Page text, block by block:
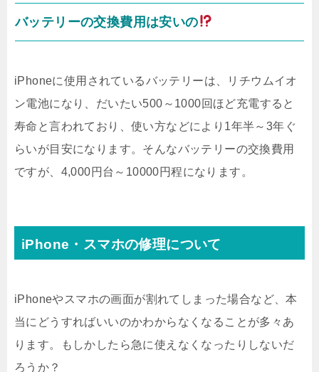
バッテリーの交換費用は安いの
iPhoneに使用されているバッテリーは、リチウムイオ
ン電池になり、だいたい500～1000回ほど充電すると
寿命と言われており、使い方などにより1年半～3年ぐ
らいが目安になります。そんなバッテリーの交換費用
ですが、4,000円台～10000円程になります。
iPhone・スマホの修理について
iPhoneやスマホの画面が割れてしまった場合など、本
当にどうすればいいのかわからなくなることが多々あ
ります。もしかしたら急に使えなくなったりしないだ
ろうか？